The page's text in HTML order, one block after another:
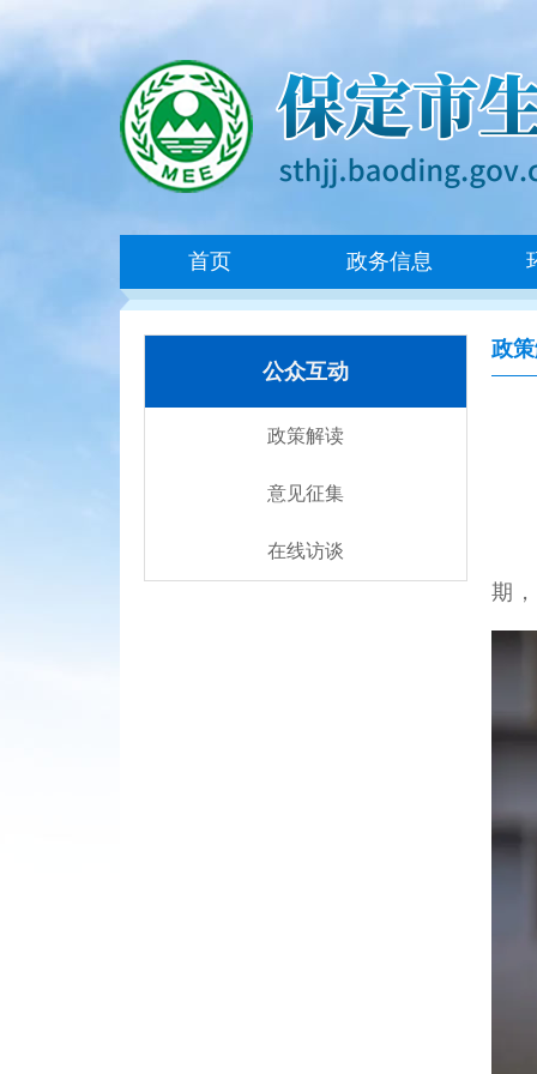
首页 政务信息
公众互动
政策解读
意见征集
在线访谈
政
期